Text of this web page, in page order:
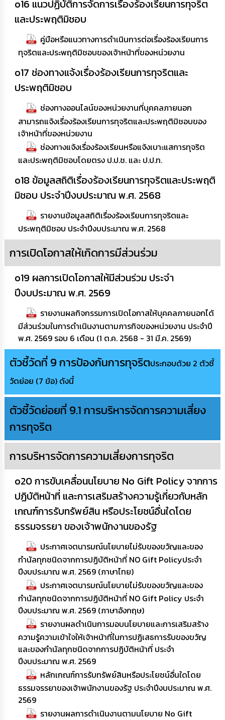
o16 แนวปฏิบัติการจัดการเรื่องร้องเรียนการทุจริต
และประพฤติมิชอบ
คู่มือหรือแนวทางการดำเนินการต่อเรื่องร้องเรียนการ
ทุจริตและประพฤติมิชอบของเจ้าหน้าที่ของหน่วยงาน
o17 ช่องทางแจ้งเรื่องร้องเรียนการทุจริตและ
ประพฤติมิชอบ
ช่องทางออนไลน์ของหน่วยงานที่บุคคลภายนอก
สามารถแจ้งเรื่องร้องเรียนการทุจริตและประพฤติมิชอบของ
เจ้าหน้าที่ของหน่วยงาน
ช่องทางแจ้งเรื่องร้องเรียนหรือแจ้งเบาะแสการทุจริต
และประพฤติมิชอบโดยตรง ป.ป.ช. และ ป.ป.ท.
o18 ข้อมูลสถิติเรื่องร้องเรียนการทุจริตและประพฤติ
มิชอบ ประจำปีงบประมาณ พ.ศ. 2568
รายงานข้อมูลสถิติเรื่องร้องเรียนการทุจริตและ
ประพฤติมิชอบ ประจำปีงบประมาณ พ.ศ. 2568
การเปิดโอกาสให้เกิดการมีส่วนร่วม
o19 ผลการเปิดโอกาสให้มีส่วนร่วม ประจำ
ปีงบประมาณ พ.ศ. 2569
รายงานผลกิจกรรมการเปิดโอกาสให้บุคคลภายนอกได้
มีส่วนร่วมในการดำเนินงานตามภารกิจของหน่วยงาน ประจำปี
พ.ศ. 2569 รอบ 6 เดือน (1 ต.ค. 2568 - 31 มี.ค. 2569)
ตัวชี้วัดที่ 9 การป้องกันการทุจริตประกอบด้วย 2 ตัวชี้
วัดย่อย (7 ข้อ) ดังนี้
ตัวชี้วัดย่อยที่ 9.1 การบริหารจัดการความเสี่ยง
การทุจริต
การบริหารจัดการความเสี่ยงการทุจริต
o20 การขับเคลื่อนนโยบาย No Gift Policy จากการ
ปฏิบัติหน้าที่ และการเสริมสร้างความรู้เกี่ยวกับหลัก
เกณฑ์การรับทรัพย์สิน หรือประโยชน์อื่นใดโดย
ธรรมจรรยา ของเจ้าพนักงานของรัฐ
ประกาศเจตนารมณ์นโยบายไม่รับของขวัญและของ
กำนัลทุกชนิดจากการปฏิบัติหน้าที่ NO Gift Policyประจำ
ปีงบประมาณ พ.ศ. 2569 (ภาษาไทย)
ประกาศเจตนารมณ์นโยบายไม่รับของขวัญและของ
กำนัลทุกชนิดจากการปฏิบัติหน้าที่ NO Gift Policy ประจำ
ปีงบประมาณ พ.ศ. 2569 (ภาษาอังกฤษ)
รายงานผลดำเนินการมอบนโยบายและการเสริมสร้าง
ความรู้ความเข้าใจให้เจ้าหน้าที่ในการปฏิเสธการรับของขวัญ
และของกํานัลทุกชนิดจากการปฏิบัติหน้าที่ ประจำ
ปีงบประมาณ พ.ศ. 2569
หลักเกณฑ์การรับทรัพย์สินหรือประโยชน์อื่นใดโดย
ธรรมจรรยาของเจ้าพนักงานของรัฐ ประจำปีงบประมาณ พ.ศ.
2569
รายงานผลการดำเนินงานตามนโยบาย No Gift